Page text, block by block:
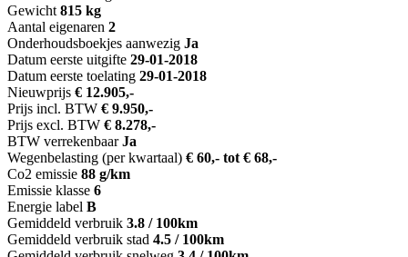
Gewicht 815 kg
Aantal eigenaren 2
Onderhoudsboekjes aanwezig Ja
Datum eerste uitgifte 29-01-2018
Datum eerste toelating 29-01-2018
Nieuwprijs € 12.905,-
Prijs incl. BTW € 9.950,-
Prijs excl. BTW € 8.278,-
BTW verrekenbaar Ja
Wegenbelasting (per kwartaal) € 60,- tot € 68,-
Co2 emissie 88 g/km
Emissie klasse 6
Energie label B
Gemiddeld verbruik 3.8 / 100km
Gemiddeld verbruik stad 4.5 / 100km